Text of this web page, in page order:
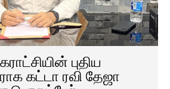
புதிய
கட்டா ரவி தேஜா